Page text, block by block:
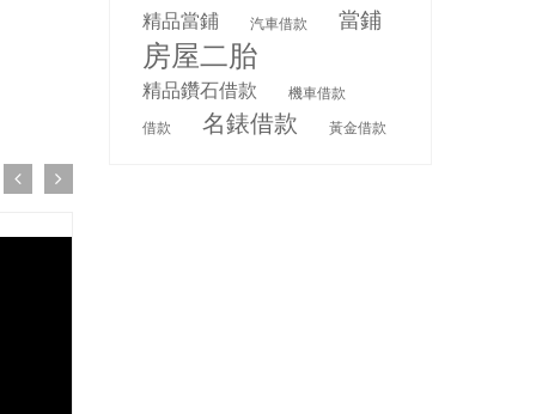
精品當鋪 汽車借款 當鋪
房屋二胎
精品鑽石借款 機車借款
借款 名錶借款 黃金借款